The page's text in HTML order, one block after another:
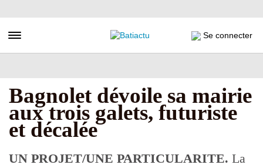
au
principal
Toggle navigation Se connecter
Bagnolet dévoile sa mairie
aux trois galets, futuriste
et décalée
UN PROJET/UNE PARTICULARITE. La